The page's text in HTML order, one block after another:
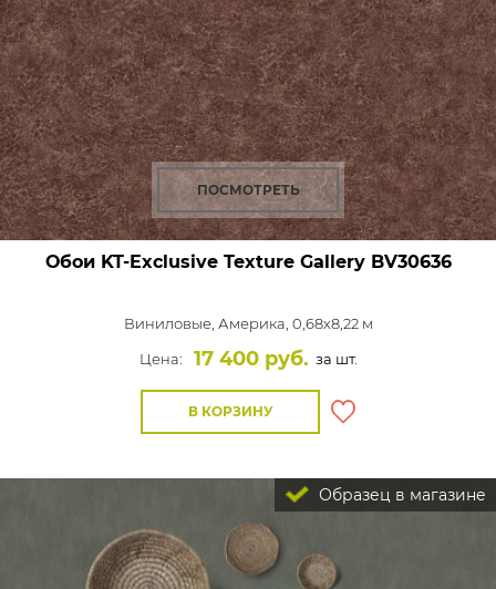
ПОСМОТРЕТЬ
Обои KT-Exclusive Texture GalleryBV30636
Виниловые, Америка, 0,68x8,22 м
Цена:
17 400 руб. за шт.
В КОРЗИНУ
Образец в магазине